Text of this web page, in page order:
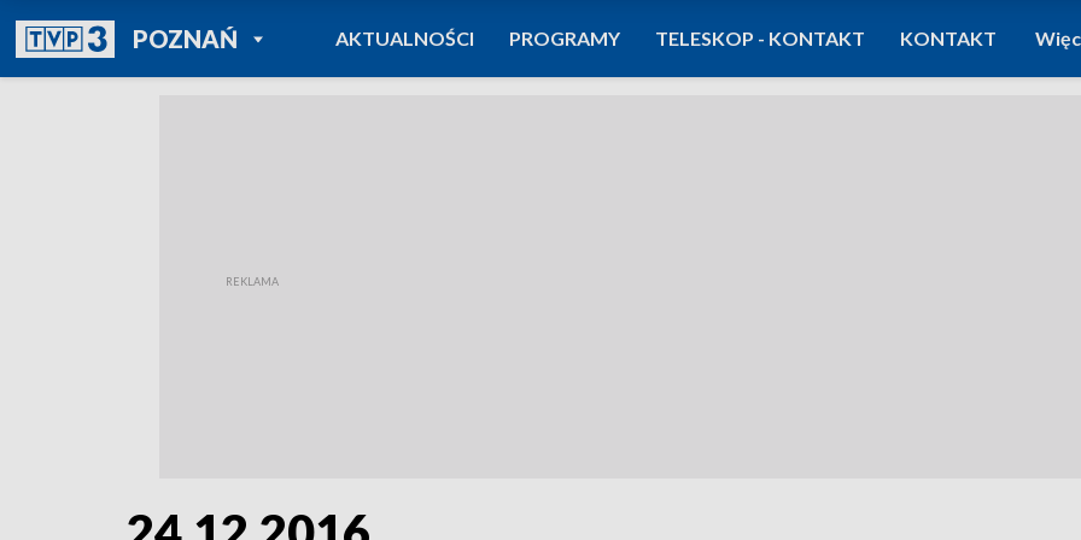
POZNAŃPOWRÓT DO
TVP REGIONY
AKTUALNOŚCI PROGRAMY TELESKOP - KONTAKT KONTAKT